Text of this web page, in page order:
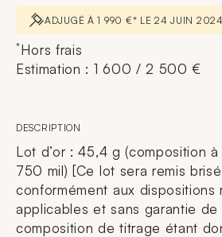
ADJUGÉ À 1 990 €* LE 24 JUIN 2024
*Hors frais
Estimation : 1 600 / 2 500 €
DESCRIPTION
Lot d’or : 45,4 g (composition
750 mil) [Ce lot sera remis brisé
conformément aux dispositions
applicables et sans garantie de
composition de titrage étant